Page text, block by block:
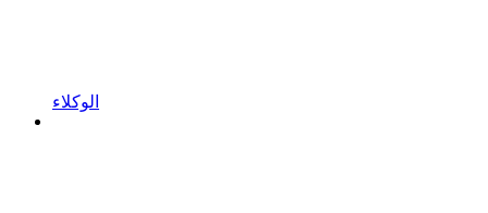
الوكلاء